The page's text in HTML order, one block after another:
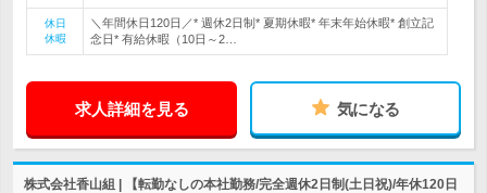
休日
休暇
＼年間休日120日／* 週休2日制* 夏期休暇* 年末年始休暇* 創立記
念日* 有給休暇（10日～2…
求人詳細を見る 気になる
株式会社香山組 | 【転勤なしの本社勤務/完全週休2日制(土日祝)/年休120日